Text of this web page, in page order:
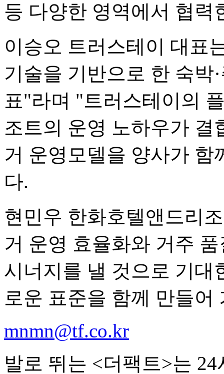
등 다양한 영역에서 협력
이승오 트러스테이 대표
기술을 기반으로 한 숙박
표"라며 "트러스테이의
조트의 운영 노하우가 결
거 운영모델을 양사가
다.
현민우 한화호텔앤드리
거 운영 효율화와 거주
시너지를 낼 것으로 기
로운 표준을 함께 만들어
mnmn@tf.co.kr
발로 뛰는 <더팩트>는